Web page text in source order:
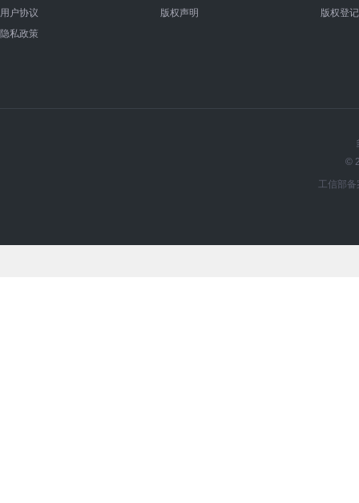
用户协议
隐私政策
版权声明 版权登
©
工信部